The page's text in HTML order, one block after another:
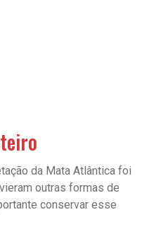
da Mata Atlântica foi
outras formas de
conservar esse